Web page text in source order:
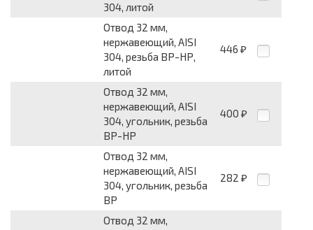
304, литой
Отвод 32 мм,
нержавеющий, AISI
304, резьба ВР-НР,
литой
446 ₽
Отвод 32 мм,
нержавеющий, AISI
304, угольник, резьба
ВР-НР
400 ₽
Отвод 32 мм,
нержавеющий, AISI
304, угольник, резьба
ВР
282 ₽
Отвод 32 мм,